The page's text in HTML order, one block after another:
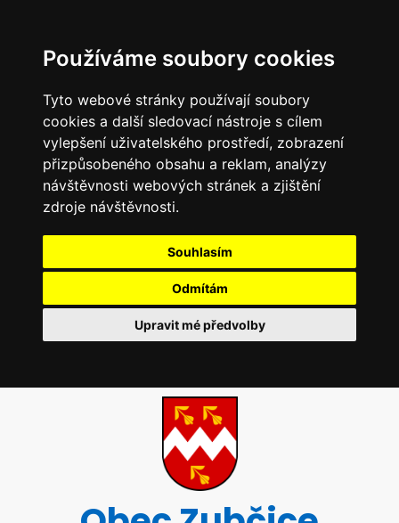
Používáme soubory cookies
Tyto webové stránky používají soubory
cookies a další sledovací nástroje s cílem
vylepšení uživatelského prostředí, zobrazení
přizpůsobeného obsahu a reklam, analýzy
návštěvnosti webových stránek a zjištění
zdroje návštěvnosti.
Souhlasím
Odmítám
Upravit mé předvolby